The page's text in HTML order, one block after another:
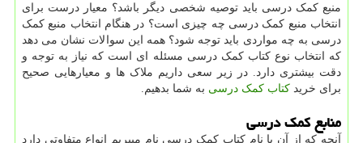
منبع کمک درسی باید توصیه شخصی دیگر باشد؟ معیار درست برای
انتخاب منبع کمک درسی چه چیزی است؟ در هنگام انتخاب منبع کمک
درسی به چه مواردی باید توجه شود؟ همه این سوالات نشان می دهد
که انتخاب نوع کتاب کمک درسی مسئله ای است که نیاز به توجه و
دقت بیشتری دارد. در زیر سعی داریم ملاک ها و معیارهایی صحیح
برای خرید کتاب کمک درسی به شما بدهیم.
منابع کمک درسی
آنچه که از آن با نام کتاب کمک درسی نام میبریم انواع متفاوتی دارد